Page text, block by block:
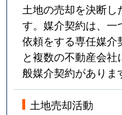
土地の売却を決断し
す。媒介契約は、
依頼をする専任媒
と複数の不動産会
般媒介契約がありま
土地売却活動